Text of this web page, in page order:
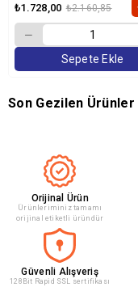
₺1.728,00 ₺2.160,85
Sepete Ekle
Son Gezilen Ürünler
Orijinal Ürün
Ürünleriminiz tamamı
orijinal etiketli üründür
Güvenli Alışveriş
128Bit Rapid SSL sertifikası